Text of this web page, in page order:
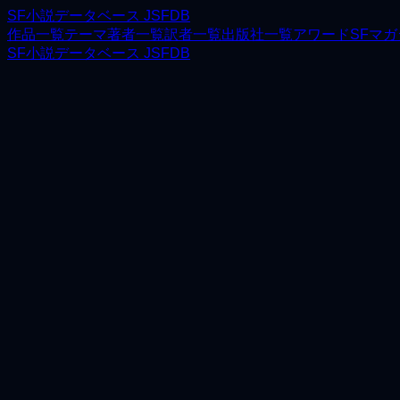
SF小説データベース JSFDB
作品一覧テーマ著者一覧訳者一覧出版社一覧アワードSFマガ
SF小説データベース JSFDB